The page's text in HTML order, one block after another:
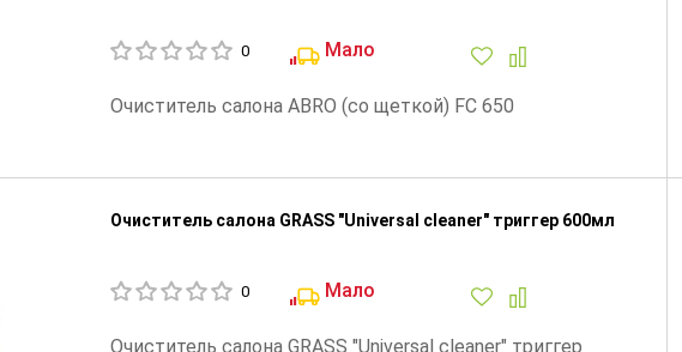
0 Мало
Очиститель салона ABRO (со щеткой) FC 650
Очиститель салона GRASS "Universal cleaner" триггер 600мл
0 Мало
Очиститель салона GRASS "Universal cleaner" триггер